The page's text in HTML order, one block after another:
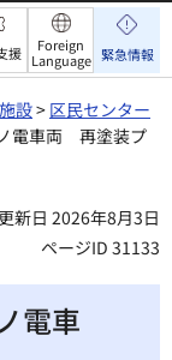
援
Foreign
Language 緊急情報
設> 区民センター
電車両 再塗装プ
新日 2026年8月3日
ページID 31133
電車